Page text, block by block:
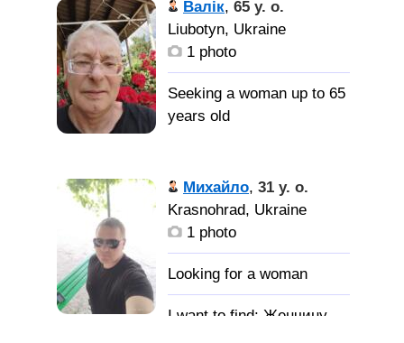
Валік, 65 y. o.
Liubotyn, Ukraine
1 photo
Seeking a woman up to 65
years old
Познайомлюсь з
жіночкою для сім' ї
Михайло, 31 y. o.
Krasnohrad, Ukraine
1 photo
Женчину